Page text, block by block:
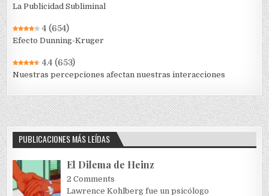
La Publicidad Subliminal
4 (654)
Efecto Dunning-Kruger
4.4 (653)
Nuestras percepciones afectan nuestras interacciones
PUBLICACIONES MÁS LEÍDAS
El Dilema de Heinz
2 Comments
Lawrence Kohlberg fue un psicólogo